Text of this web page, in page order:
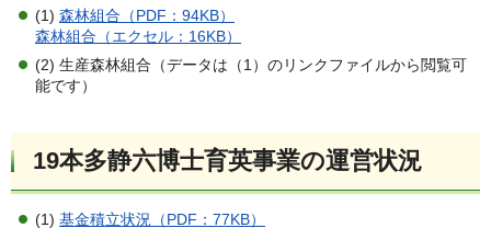
(1) 森林組合（PDF：94KB）
森林組合（エクセル：16KB）
(2) 生産森林組合（データは（1）のリンクファイルから閲覧可
能です）
19本多静六博士育英事業の運営状況
(1) 基金積立状況（PDF：77KB）